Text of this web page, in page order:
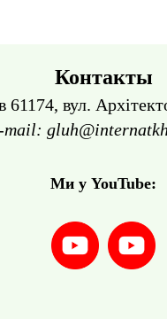
Контакты
61174, вул.
Ми у YouTube: